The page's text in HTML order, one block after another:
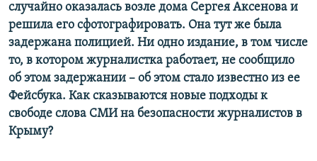
случайно оказалась возле дома Сергея Аксенова и
решила его сфотографировать. Она тут же была
задержана полицией. Ни одно издание, в том числе
то, в котором журналистка работает, не сообщило
об этом задержании – об этом стало известно из ее
Фейсбука. Как сказываются новые подходы к
свободе слова СМИ на безопасности журналистов в
Крыму?